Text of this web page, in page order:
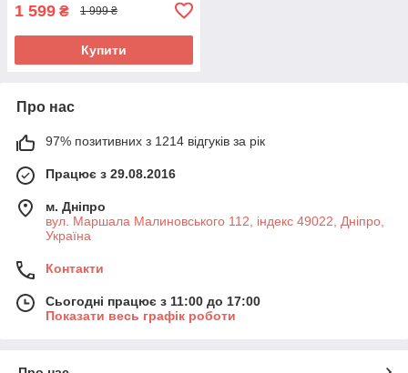
1 599 ₴ 1 999 ₴
Купити
Про нас
97% позитивних з 1214 відгуків за рік
Працює з 29.08.2016
м. Дніпро
вул. Маршала Малиновського 112, індекс 49022, Дніпро,
Україна
Контакти
Сьогодні працює з 11:00 до 17:00
Показати весь графік роботи